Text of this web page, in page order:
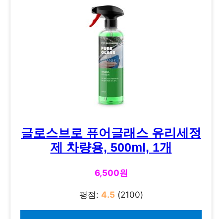
글로스브로 퓨어글래스 유리세정
제 차량용, 500ml, 1개
6,500원
평점: 4.5 (2100)